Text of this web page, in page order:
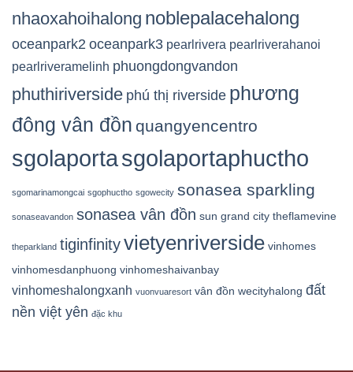
nhaoxahoihalong noblepalacehalong
oceanpark2 oceanpark3 pearlrivera pearlriverahanoi
pearlriveramelinh phuongdongvandon
phuthiriverside phú thị riverside phương
đông vân đồn quangyencentro
sgolaportasgolaportaphuctho
sgomarinamongcai sgophuctho sgowecity sonasea sparkling
sonaseavandon sonasea vân đồn sun grand city theflamevine
theparkland tiginfinityvietyenriverside vinhomes
vinhomesdanphuong vinhomeshaivanbay
vinhomeshalongxanh vuonvuaresort vân đồn wecityhalong đất
nền việt yên đặc khu